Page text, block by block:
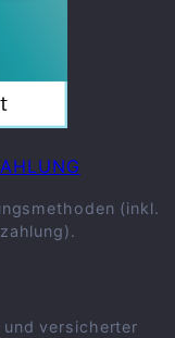
(inkl.
versicherter